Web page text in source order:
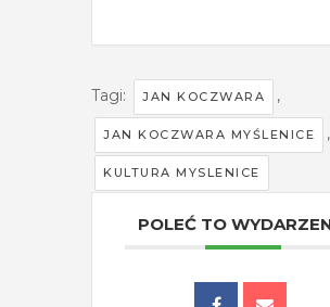
Tagi: JAN KOCZWARA ,
JAN KOCZWARA MYŚLENICE ,
KULTURA MYSLENICE
POLEĆ TO